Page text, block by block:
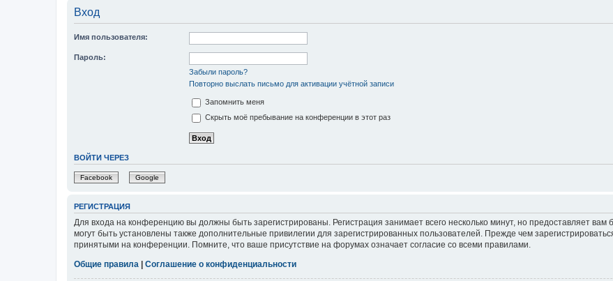
Вход
Имя пользователя:
Пароль:
Забыли пароль?
Повторно выслать письмо для активации учётной записи
Запомнить меня
Скрыть моё пребывание на конференции в этот раз
ВОЙТИ ЧЕРЕЗ
Facebook Google
РЕГИСТРАЦИЯ
Для входа на конференцию вы должны быть зарегистрированы. Регистрация занимает всего несколько минут, но предоставляет
могут быть установлены также дополнительные привилегии для зарегистрированных пользователей. Прежде чем
принятыми на конференции. Помните, что ваше присутствие на форумах означает согласие со всеми правилами.
Общие правила
Соглашение о конфиденциальности